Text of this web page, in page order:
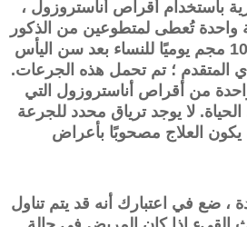
باستخدام أقراص أناستروزول ،
واحدة تُعطى لمتطوعين من الذكور
الأصحاء وما يصل إلى 10 مجم يوميًا للنساء بعد سن اليأس
المتقدم ؛ تم تحمل هذه الجرعات.
من أقراص أناستروزول التي
لا يوجد ترياق محدد للجرعة
يكون العلاج مصحوبًا بأعراض
، ضع في اعتبارك أنه قد يتم تناول